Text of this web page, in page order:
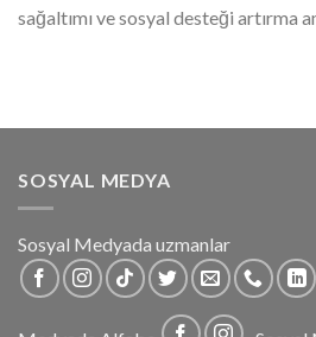
sağaltımı ve sosyal desteği artırma
SOSYAL MEDYA
Sosyal Medyada uzmanlar